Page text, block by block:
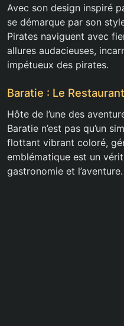
Avec son design inspiré
se démarque par son
Pirates naviguent avec
allures audacieuses,
impétueux des pirates.
Baratie : Le
Hôte de l’une des
Baratie n’est pas qu’un
flottant vibrant coloré,
emblématique est un
gastronomie et l’aventure.